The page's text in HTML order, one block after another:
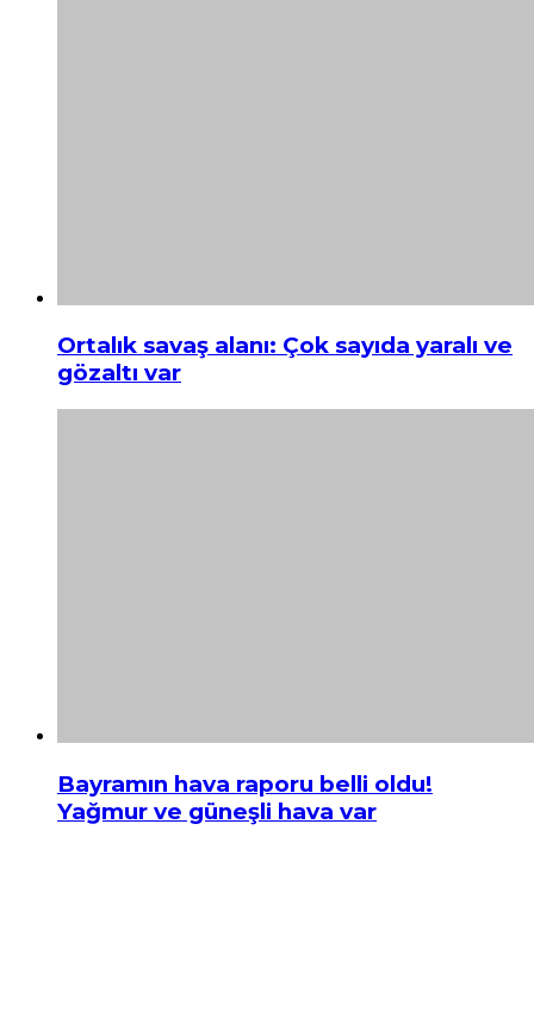
Ortalık savaş alanı: Çok sayıda yaralı ve
gözaltı var
Bayramın hava raporu belli oldu!
Yağmur ve güneşli hava var